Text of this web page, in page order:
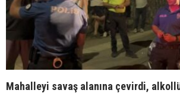
Mahalleyi savaş alanına çevirdi,